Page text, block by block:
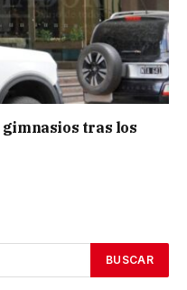
gimnasios tras los